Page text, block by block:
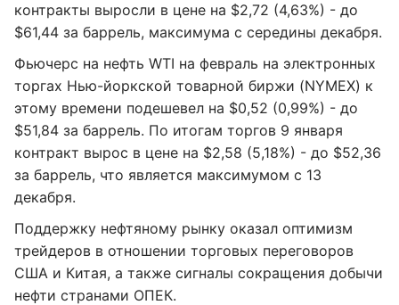
контракты выросли в цене на $2,72 (4,63%) - до
$61,44 за баррель, максимума с середины декабря.
Фьючерс на нефть WTI на февраль на электронных
торгах Нью-йоркской товарной биржи (NYMEX) к
этому времени подешевел на $0,52 (0,99%) - до
$51,84 за баррель. По итогам торгов 9 января
контракт вырос в цене на $2,58 (5,18%) - до $52,36
за баррель, что является максимумом с 13
декабря.
Поддержку нефтяному рынку оказал оптимизм
трейдеров в отношении торговых переговоров
США и Китая, а также сигналы сокращения добычи
нефти странами ОПЕК.